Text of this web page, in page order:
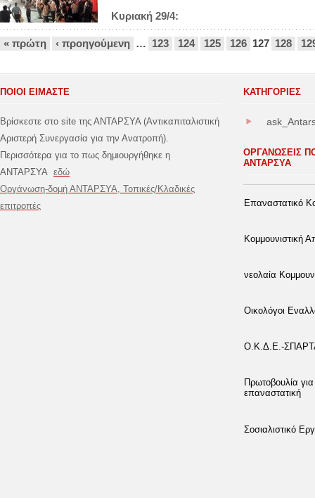
Κυριακή 29/4:
Σελίδες
« πρώτη ‹ προηγούμενη … 123 124 125 126 127 128
ΠΟΙΟΙ ΕΙΜΑΣΤΕ
Βρίσκεστε στο site της ΑΝΤΑΡΣΥΑ (Αντικαπιταλιστική
Αριστερή Συνεργασία για την Ανατροπή).
Περισσότερα για το πως δημιουργήθηκε η
ΑΝΤΑΡΣΥΑ εδώ
Οργάνωση-δομή ΑΝΤΑΡΣΥΑ, Τοπικές/Κλαδικές
επιτροπές
ΚΑΤΗΓΟΡΊΕΣ
ΟΡΓΑΝΩΣΕΙΣ
ΑΝΤΑΡΣΥΑ
Επαναστατικό
Κομμουνιστική
νεολαία
Οικολόγοι
Ο.Κ.Δ.Ε.-
Πρωτοβουλία
επαναστατική
Σοσιαλιστικό